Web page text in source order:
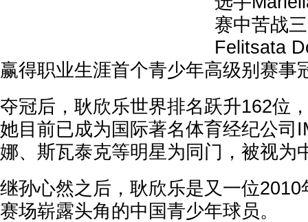
赛中苦战
Felitsata
赢得职业生涯首个青少年高级别赛事
夺冠后，耿欣乐世界排名跃升162位
她目前已成为国际著名体育经纪公司
娜、斯瓦泰克等明星为同门，被视为
继孙心然之后，耿欣乐是又一位
赛场崭露头角的中国青少年球员。